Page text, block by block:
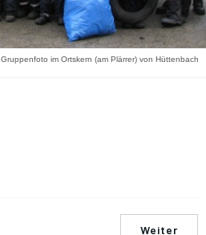
Gruppenfoto im Ortskern (am Plärrer) von Hüttenbach
Weiter